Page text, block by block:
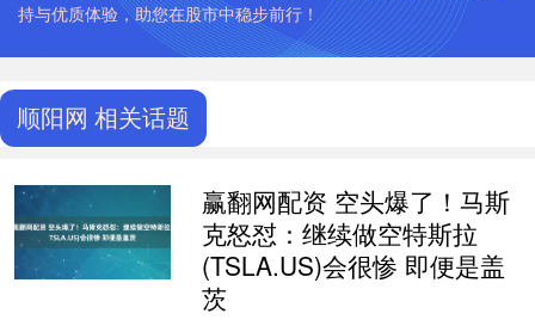
持与优质体验，助您在股市中稳步前行！
顺阳网 相关话题
赢翻网配资 空头爆了！马斯
克怒怼：继续做空特斯拉
(TSLA.US)会很惨 即便是盖
茨